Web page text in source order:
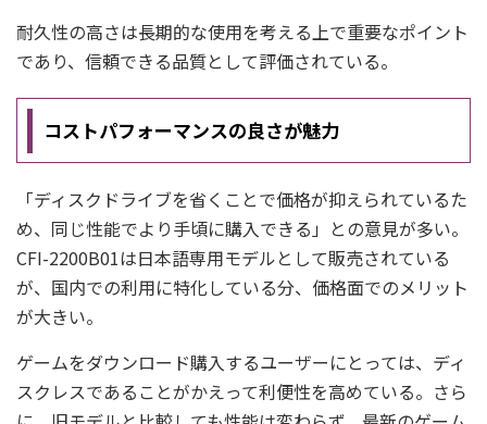
耐久性の高さは長期的な使用を考える上で重要なポイント
であり、信頼できる品質として評価されている。
コストパフォーマンスの良さが魅力
「ディスクドライブを省くことで価格が抑えられているた
め、同じ性能でより手頃に購入できる」との意見が多い。
CFI-2200B01は日本語専用モデルとして販売されている
が、国内での利用に特化している分、価格面でのメリット
が大きい。
ゲームをダウンロード購入するユーザーにとっては、ディ
スクレスであることがかえって利便性を高めている。さら